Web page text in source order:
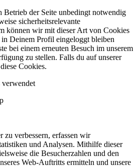
Betrieb der Seite unbedingt notwendig
sicherheitsrelevante
können wir mit dieser Art von Cookies
Deinem Profil eingeloggt bleiben
bei einem erneuten Besuch im unserem
zu stellen. Falls du auf unserer
Cookies.
zu verbessern, erfassen wir
und Analysen. Mithilfe dieser
die Besucherzahlen und den
Web-Auftritts ermitteln und unsere